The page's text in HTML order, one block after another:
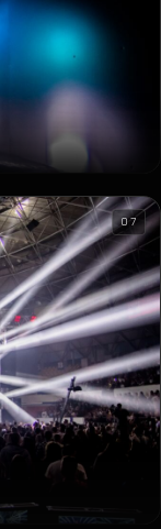
07